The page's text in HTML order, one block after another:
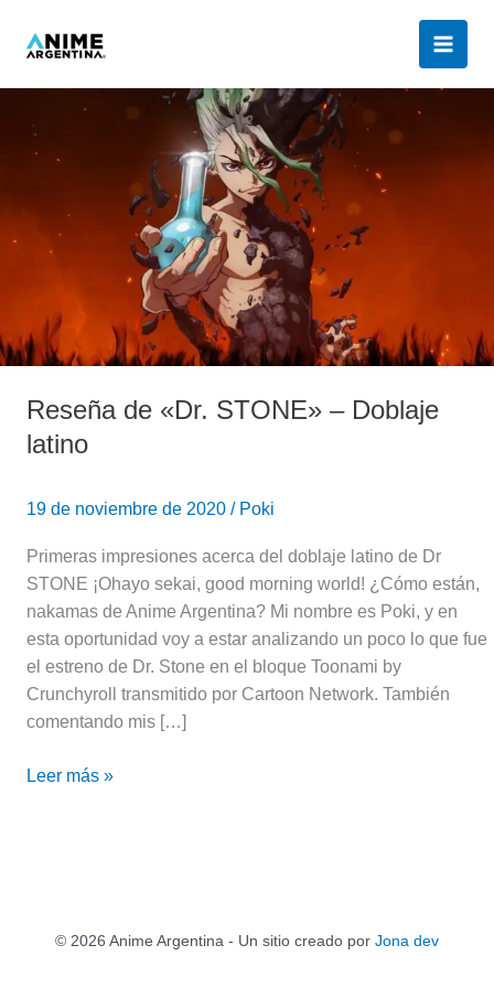
Reseña de «Dr. STONE» – Doblaje
latino
19 de noviembre de 2020 / Poki
Primeras impresiones acerca del doblaje latino de Dr
STONE ¡Ohayo sekai, good morning world! ¿Cómo están,
nakamas de Anime Argentina? Mi nombre es Poki, y en
esta oportunidad voy a estar analizando un poco lo que fue
el estreno de Dr. Stone en el bloque Toonami by
Crunchyroll transmitido por Cartoon Network. También
comentando mis […]
de
«Dr.
–
Doblaje
Leer más »
© 2026 Anime Argentina - Un sitio creado por Jona dev